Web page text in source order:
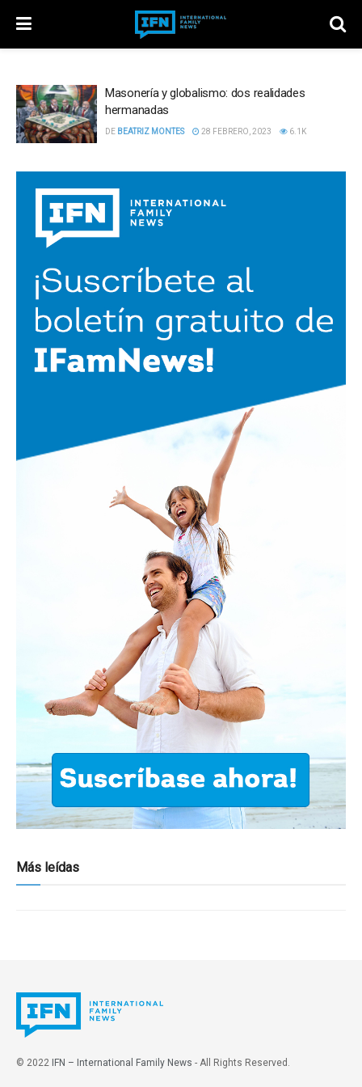
Masonería y globalismo: dos realidades
hermanadas
DE BEATRIZ MONTES 28 FEBRERO, 2023 6.1K
Más leídas
© 2022 IFN – International Family News - All Rights Reserved.